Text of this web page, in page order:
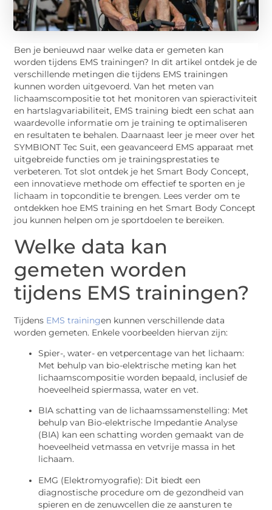
Ben je benieuwd naar welke data er gemeten kan
worden tijdens EMS trainingen? In dit artikel ontdek je de
verschillende metingen die tijdens EMS trainingen
kunnen worden uitgevoerd. Van het meten van
lichaamscompositie tot het monitoren van spieractiviteit
en hartslagvariabiliteit, EMS training biedt een schat aan
waardevolle informatie om je training te optimaliseren
en resultaten te behalen. Daarnaast leer je meer over het
SYMBIONT Tec Suit, een geavanceerd EMS apparaat met
uitgebreide functies om je trainingsprestaties te
verbeteren. Tot slot ontdek je het Smart Body Concept,
een innovatieve methode om effectief te sporten en je
lichaam in topconditie te brengen. Lees verder om te
ontdekken hoe EMS training en het Smart Body Concept
jou kunnen helpen om je sportdoelen te bereiken.
Welke data kan
gemeten worden
tijdens EMS trainingen?
Tijdens EMS trainingen kunnen verschillende data
worden gemeten. Enkele voorbeelden hiervan zijn:
Spier-, water- en vetpercentage van het lichaam:
Met behulp van bio-elektrische meting kan het
lichaamscompositie worden bepaald, inclusief de
hoeveelheid spiermassa, water en vet.
BIA schatting van de lichaamssamenstelling: Met
behulp van Bio-elektrische Impedantie Analyse
(BIA) kan een schatting worden gemaakt van de
hoeveelheid vetmassa en vetvrije massa in het
lichaam.
EMG (Elektromyografie): Dit biedt een
diagnostische procedure om de gezondheid van
spieren en de zenuwcellen die ze aansturen te